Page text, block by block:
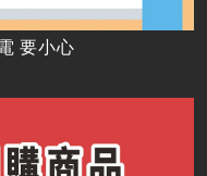
要小心